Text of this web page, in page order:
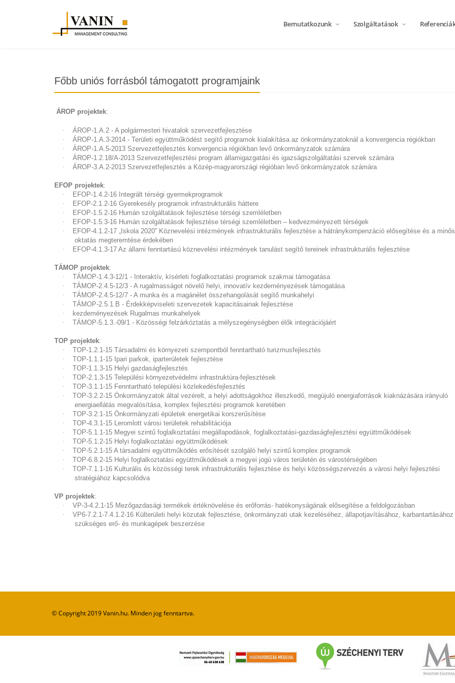
Cookie Consent plugin for the EU cookie law
Bemutatkozunk Szolgáltatások
Főbb uniós forrásból támogatott programjaink
ÁROP projektek:
·
ÁROP-1.A.2 - A polgármesteri hivatalok szervezetfejlesztése
·
ÁROP-1.A.3-2014 - Területi együttműködést segítő programok kialakítása az önkormányzatoknál a konvergencia régiókban
·
ÁROP-1.A.5-2013 Szervezetfejlesztés konvergencia régiókban levő önkormányzatok számára
·
ÁROP-1.2.18/A-2013 Szervezetfejlesztési program államigazgatási és igazságszolgáltatási szervek számára
·
ÁROP-3.A.2-2013 Szervezetfejlesztés a Közép-magyarországi régióban levő önkormányzatok számára
EFOP projektek:
·
EFOP-1.4.2-16 Integrált térségi gyermekprogramok
·
EFOP-2.1.2-16 Gyerekesély programok infrastrukturális háttere
·
EFOP-1.5.2-16 Humán szolgáltatások fejlesztése térségi szemléletben
·
EFOP-1.5.3-16 Humán szolgáltatások fejlesztése térségi szemléletben – kedvezményezett térségek
·
EFOP-4.1.2-17 „Iskola 2020” Köznevelési intézmények infrastrukturális fejlesztése a hátránykompenzáció elősegítése és a
oktatás megteremtése érdekében
·
EFOP-4.1.3-17 Az állami fenntartású köznevelési intézmények tanulást segítő tereinek infrastrukturális fejlesztése
TÁMOP projektek:
·
TÁMOP-1.4.3-12/1 - Interaktív, kísérleti foglalkoztatási programok szakmai támogatása
·
TÁMOP-2.4.5-12/3 - A rugalmasságot növelő helyi, innovatív kezdeményezések támogatása
·
TÁMOP-2.4.5-12/7 - A munka és a magánélet összehangolását segítő munkahelyi
·
TÁMOP-2.5.1.B - Érdekképviseleti szervezetek kapacitásainak fejlesztése
·
kezdeményezések Rugalmas munkahelyek
·
TÁMOP-5.1.3.-09/1 - Közösségi felzárkóztatás a mélyszegénységben élők integrációjáért
TOP projektek:
·
TOP-1.2.1-15 Társadalmi és környezeti szempontból fenntartható turizmusfejlesztés
·
TOP-1.1.1-15 Ipari parkok, iparterületek fejlesztése
·
TOP-1.1.3-15 Helyi gazdaságfejlesztés
·
TOP-2.1.3-15 Települési környezetvédelmi infrastruktúra-fejlesztések
·
TOP-3.1.1-15 Fenntartható települési közlekedésfejlesztés
·
TOP-3.2.2-15 Önkormányzatok által vezérelt, a helyi adottságokhoz illeszkedő, megújuló energiaforrások kiaknázására irányuló
energiaellátás megvalósítása, komplex fejlesztési programok keretében
·
TOP-3.2.1-15 Önkormányzati épületek energetikai korszerűsítése
·
TOP-4.3.1-15 Leromlott városi területek rehabilitációja
·
TOP-5.1.1-15 Megyei szintű foglalkoztatási megállapodások, foglalkoztatási-gazdaságfejlesztési együttműködések
·
TOP-5.1.2-15 Helyi foglalkoztatási együttműködések
·
TOP-5.2.1-15 A társadalmi együttműködés erősítését szolgáló helyi szintű komplex programok
·
TOP-6.8.2-15 Helyi foglalkoztatási együttműködések a megyei jogú város területén és várostérségében
·
TOP-7.1.1-16 Kulturális és közösségi terek infrastrukturális fejlesztése és helyi közösségszervezés a városi helyi fejlesztési
stratégiához kapcsolódva
VP projektek:
·
VP-3-4.2.1-15 Mezőgazdasági termékek értéknövelése és erőforrás- hatékonyságának elősegítése a feldolgozásban
·
VP6-7.2.1-7.4.1.2-16 Külterületi helyi közutak fejlesztése, önkormányzati utak kezeléséhez, állapotjavításához, karbantartásához
szükséges erő- és munkagépek beszerzése
© Copyright 2019 Vanin.hu. Minden jog fenntartva.